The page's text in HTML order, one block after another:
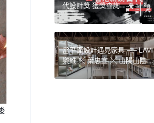
代設計獎 獲獎查詢
當平面設計遇見家具 ── LAVI
樂維 ╳ 葉忠宜 ╳ 山陽山陰，
共築充滿實驗新意的 2025 好
感空間展區